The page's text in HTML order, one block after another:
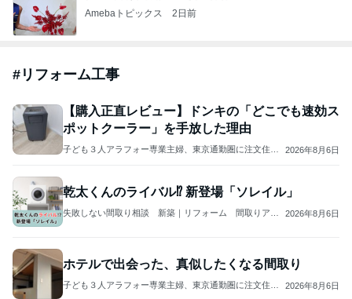
Amebaトピックス 2日前
# リフォーム工事
【購入正直レビュー】ドンキの「どこでも速効ス
ポットクーラー」を手放した理由
子ども３人アラフォー専業主婦、東京通勤圏に注文住宅
2026年8月6日
乾太くんのライバル⁉ 新登場「ソレイル」
失敗しない間取り相談 新築｜リフォーム 間取りアド
2026年8月6日
ホテルで出会った、真似したくなる間取り
子ども３人アラフォー専業主婦、東京通勤圏に注文住宅
2026年8月6日